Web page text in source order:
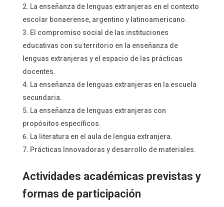
La enseñanza de lenguas extranjeras en el contexto
escolar bonaerense, argentino y latinoamericano.
El compromiso social de las instituciones
educativas con su territorio en la enseñanza de
lenguas extranjeras y el espacio de las prácticas
docentes.
La enseñanza de lenguas extranjeras en la escuela
secundaria.
La enseñanza de lenguas extranjeras con
propósitos específicos.
La literatura en el aula de lengua extranjera.
Prácticas Innovadoras y desarrollo de materiales.
Actividades académicas previstas y
formas de participación